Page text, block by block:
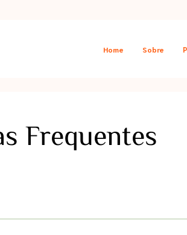
Home Sobre
Profº Adriana Finkelstein, via Zoom, ao vivo.
Frequentes